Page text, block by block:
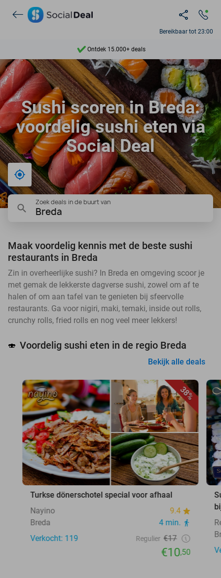
Bereikbaar tot 23:00
Ontdek 15.000+ deals
7 dagen per week beschikbaar
10+ miljoen leden
9,4
Ontdek 15.000+ deals
Sushi scoren in Breda:
voordelig sushi eten via
Social Deal
Bij mij in de buurt
Zoek deals in de buurt van
Breda
Maak voordelig kennis met de beste sushi
restaurants in Breda
Zin in overheerlijke sushi? In Breda en omgeving scoor je
met gemak de lekkerste dagverse sushi, zowel om af te
halen of om aan tafel van te genieten bij sfeervolle
restaurants. Ga voor nigiri, maki, temaki, inside out rolls,
crunchy rolls, fried rolls en nog veel meer lekkers!
🍣 Voordelig sushi eten in de regio Breda
Bekijk alle deals
38%
Turkse dönerschotel special voor afhaal
Nayino
9.4
Breda
4 min.
Verkocht: 119
Regulier €17
€10,50